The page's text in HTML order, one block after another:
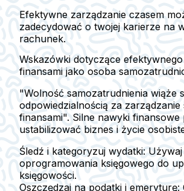
Efektywne zarządzanie czasem
zadecydować o twojej karierze na
rachunek.
Wskazówki dotyczące
finansami jako osoba
"Wolność samozatrudnienia wiąże
odpowiedzialnością za zarządzanie
finansami". Silne nawyki finansowe
ustabilizować biznes i życie
Śledź i kategoryzuj wydatki: Używaj
oprogramowania księgowego do
księgowości.
Oszczędzaj na podatki i emeryturę: